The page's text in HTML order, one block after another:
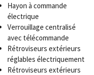
Hayon à commande
électrique
Verrouillage centralisé
avec télécommande
Rétroviseurs extérieurs
réglables électriquement
Rétroviseurs extérieurs